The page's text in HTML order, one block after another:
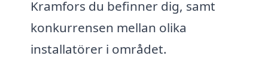
Kramfors du befinner dig, samt
konkurrensen mellan olika
installatörer i området.